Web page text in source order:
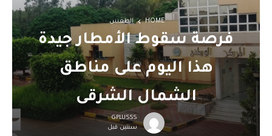
HOME الطقس
فرصة سقوط الأمطار جيدة
هذا اليوم على مناطق
الشمال الشرقى
GPLUSSS
سنتين قبل